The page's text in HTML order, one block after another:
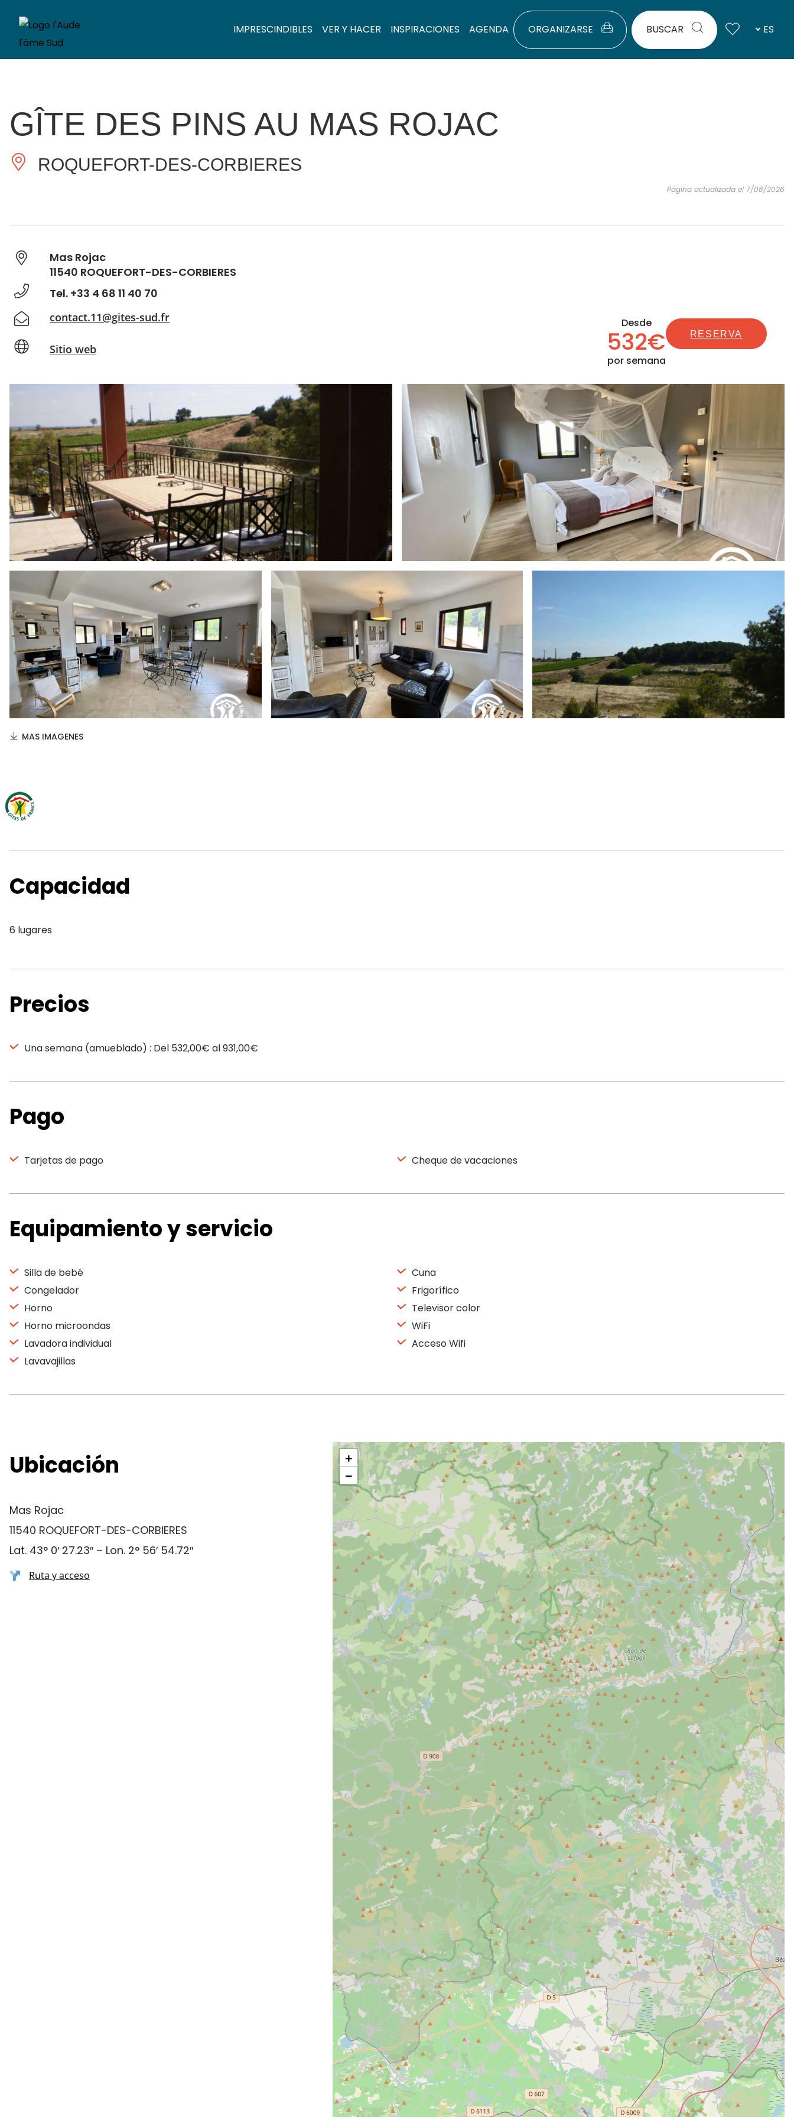
IMPRESCINDIBLES VER Y HACER INSPIRACIONES AGENDA ORGANIZARSE BUSCAR ES
GÎTE DES PINS AU MAS ROJAC
ROQUEFORT-DES-CORBIERES
Página actualizada el 7/08/2026
Mas Rojac
11540 ROQUEFORT-DES-CORBIERES
Tel. +33 4 68 11 40 70
contact.11@gites-sud.fr
Sitio web
Desde
532€
por semana
RESERVA
MAS IMAGENES
Capacidad
6 lugares
Precios
Una semana (amueblado) : Del 532,00€ al 931,00€
Pago
Tarjetas de pago Cheque de vacaciones
Equipamiento y servicio
Silla de bebé
Congelador
Horno
Horno microondas
Lavadora individual
Lavavajillas
Cuna
Frigorífico
Televisor color
WiFi
Acceso Wifi
Ubicación
Mas Rojac
11540 ROQUEFORT-DES-CORBIERES
Lat. 43° 0′ 27.23″ – Lon. 2° 56′ 54.72″
Ruta y acceso
+
−